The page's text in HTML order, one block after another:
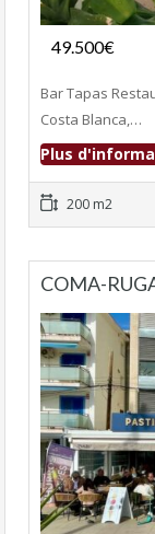
49.500€
Bar Tapas
Costa Blanca,…
Plus
200 m2
COMA-